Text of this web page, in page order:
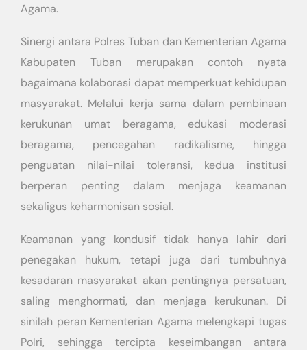
Agama.
Sinergi antara Polres Tuban dan Kementerian Agama
Kabupaten Tuban merupakan contoh nyata
bagaimana kolaborasi dapat memperkuat kehidupan
masyarakat. Melalui kerja sama dalam pembinaan
kerukunan umat beragama, edukasi moderasi
beragama, pencegahan radikalisme, hingga
penguatan nilai-nilai toleransi, kedua institusi
berperan penting dalam menjaga keamanan
sekaligus keharmonisan sosial.
Keamanan yang kondusif tidak hanya lahir dari
penegakan hukum, tetapi juga dari tumbuhnya
kesadaran masyarakat akan pentingnya persatuan,
saling menghormati, dan menjaga kerukunan. Di
sinilah peran Kementerian Agama melengkapi tugas
Polri, sehingga tercipta keseimbangan antara